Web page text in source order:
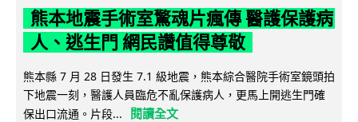
熊本地震手術室驚魂片瘋傳 醫護保護病
人、逃生門 網民讚值得尊敬
熊本縣 7 月 28 日發生 7.1 級地震，熊本綜合醫院手術室鏡頭拍
下地震一刻，醫護人員臨危不亂保護病人，更馬上開逃生門確
保出口流通。片段...
閱讀全文